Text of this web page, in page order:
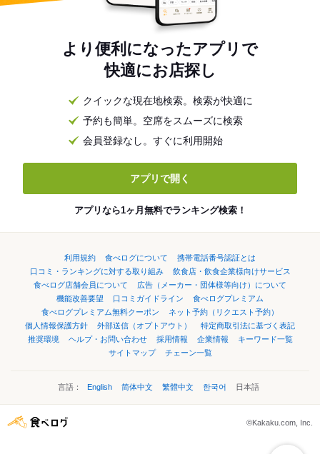
より便利になったアプリで
快適にお店探し
クイックな現在地検索。検索が快適に
予約も簡単。空席をスムーズに検索
会員登録なし。すぐに利用開始
アプリで開く
アプリなら1ヶ月無料でランキング検索！
利用規約 食べログについて
携帯電話番号認証とは
口コミ・ランキングに対する取り組み
飲食店・飲食企業様向けサービス
食べログ店舗会員について
広告（メーカー・団体様等向け）について
機能改善要望
口コミガイドライン
食べログプレミアム
食べログプレミアム無料クーポン
ネット予約（リクエスト予約）
個人情報保護方針
外部送信（オプトアウト）
特定商取引法に基づく表記
推奨環境
ヘルプ・お問い合わせ 採用情報 企業情報
キーワード一覧
サイトマップ
チェーン一覧
言語： English 简体中文 繁體中文 한국어 日本語
©Kakaku.com, Inc.